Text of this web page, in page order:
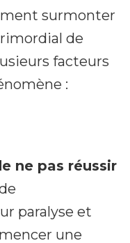
surmonter
de
facteurs
:
ne pas réussir
paralyse et
une